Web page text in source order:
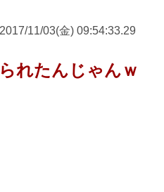
2017/11/03(金) 09:54:33.29
れたんじゃんｗ